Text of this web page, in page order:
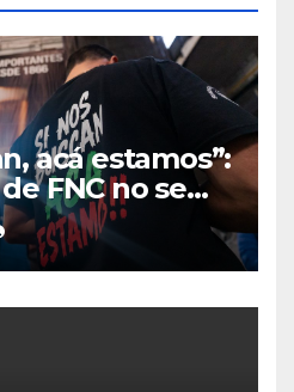
acá estamos”:
FNC no se
tareas en
sindicato exige
la empresa